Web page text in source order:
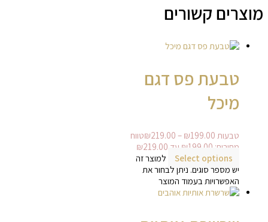
מוצרים קשורים
טבעת פס דגם
מיכל
טבעות ₪199.00
–
₪219.00
טווח
מחירים: ⁦₪199.00⁩ עד ⁦₪219.00⁩
Select options
למוצר זה
יש מספר סוגים. ניתן לבחור את
האפשרויות בעמוד המוצר